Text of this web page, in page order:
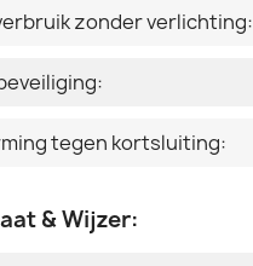
zonder verlichting:
tegen kortsluiting:
& Wijzer: